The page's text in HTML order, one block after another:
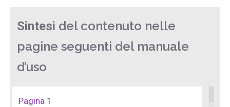
Sintesi del contenuto nelle
pagine seguenti del manuale
d’uso
Pagina 1